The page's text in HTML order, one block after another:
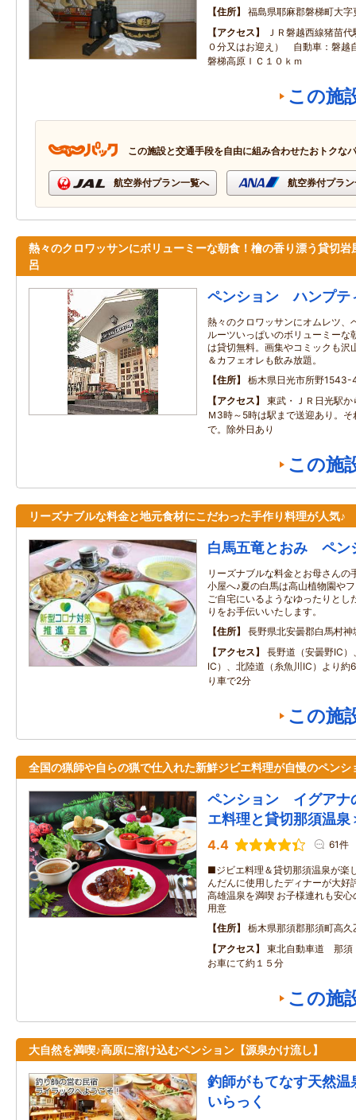
住所
福島県耶麻郡磐梯町大字
アクセス
ＪＲ磐越西線猪苗
０分又はお迎え） 自動車：磐越
磐梯高原ＩＣ１０ｋｍ
この施
この施設と交通手段を自由に組み合わせたおトクな
航空券付プラン一覧へ 航空券付プラ
熱々のクロワッサンにボリューミーな朝食！檜の香り漂う貸切岩
呂
ペンション ハンプテ
熱々のクロワッサンにオムレツ、
ルーツいっぱいのボリューミーな
は貸切無料。画集やコミックも沢
＆カフェオレも飲み放題。
住所
栃木県日光市所野1543-
アクセス
東武・ＪＲ日光駅
Ｍ3時～5時は駅まで送迎あり。
で。除外日あり
この施
リーズナブルな料金と地元食材にこだわった手作り料理が人気♪
白馬五竜とおみ ペン
リーズナブルな料金とお母さんの
小屋へ♪夏の白馬は高山植物園や
ご自宅にいるようなゆったりとし
りをお手伝いいたします。
住所
長野県北安曇郡白馬村神
アクセス
長野道（安曇野IC
IC）、北陸道（糸魚川IC）より約
り車で2分
この施
全国の猟師や自らの猟で仕入れた新鮮ジビエ料理が自慢のペンシ
ペンション イグア
エ料理と貸切那須温泉
4.4 61件
■ジビエ料理＆貸切那須温泉が楽
んだんに使用したディナーが大好
高雄温泉を満喫 お子様連れも安
用意
住所
栃木県那須郡那須町高
アクセス
東北自動車道 那須
お車にて約１５分
この施
大自然を満喫♪高原に溶け込むペンション【源泉かけ流し】
釣師がもてなす天然温
いらっく